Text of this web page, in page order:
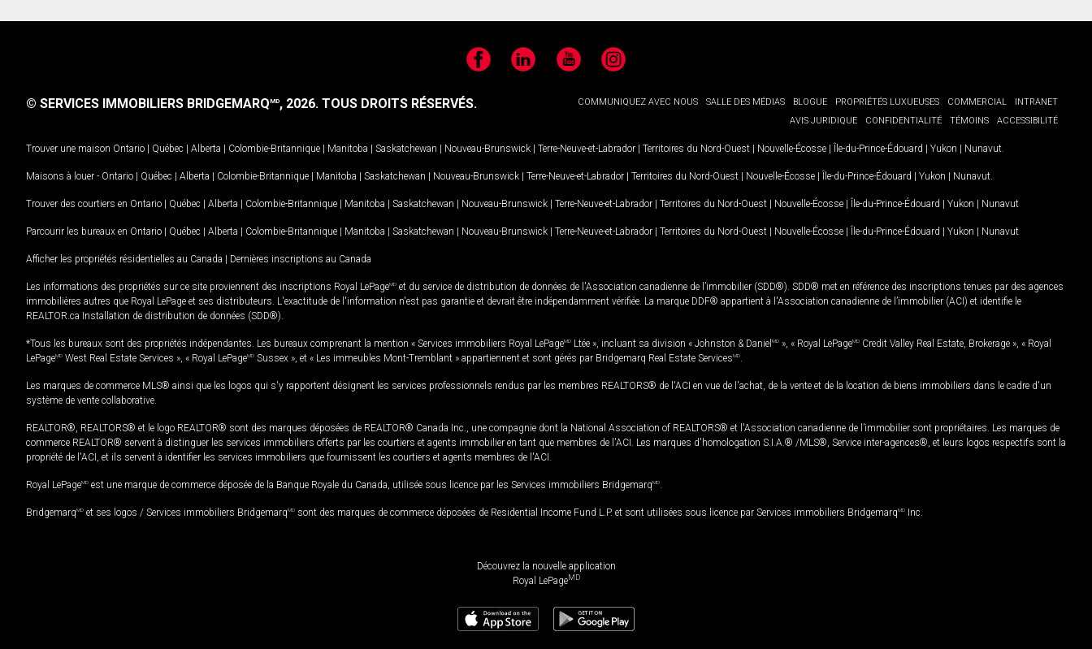
FacebookLinkedIn YouTubeInstagram
COMMUNIQUEZ AVEC NOUS SALLE DES MÉDIAS BLOGUE PROPRIÉTÉS LUXUEUSES COMMERCIAL
INTRANET
AVIS JURIDIQUE
CONFIDENTIALITÉ TÉMOINS ACCESSIBILITÉ
© SERVICES IMMOBILIERS BRIDGEMARQMD, 2026. TOUS DROITS RÉSERVÉS.
Trouver une maison Ontario | Québec | Alberta | Colombie-Britannique | Manitoba | Saskatchewan | Nouveau-Brunswick | Terre-Neuve-et-Labrador | Territoires du Nord-Ouest | Nouvelle-Écosse | Île-du-Prince-Édouard | Yukon | Nunavut
Maisons à louer - Ontario | Québec | Alberta | Colombie-Britannique | Manitoba | Saskatchewan | Nouveau-Brunswick | Terre-Neuve-et-Labrador | Territoires du Nord-Ouest | Nouvelle-Écosse | Île-du-Prince-Édouard | Yukon | Nunavut
Trouver des courtiers en Ontario | Québec | Alberta | Colombie-Britannique | Manitoba | Saskatchewan | Nouveau-Brunswick | Terre-Neuve-et-Labrador | Territoires du Nord-Ouest | Nouvelle-Écosse | Île-du-Prince-Édouard | Yukon | Nunavut
Parcourir les bureaux en Ontario | Québec | Alberta | Colombie-Britannique | Manitoba | Saskatchewan | Nouveau-Brunswick | Terre-Neuve-et-Labrador | Territoires du Nord-Ouest | Nouvelle-Écosse | Île-du-Prince-Édouard | Yukon | Nunavut
Afficher les propriétés résidentielles au Canada | Dernières inscriptions au Canada
Les informations des propriétés sur ce site proviennent des inscriptions Royal LePageMD et du service de distribution de données de l'Association canadienne de l’immobilier (SDD®). SDD® met en référence des inscriptions tenues par des agences
immobilières autres que Royal LePage et ses distributeurs. L'exactitude de l'information n'est pas garantie et devrait être indépendamment vérifiée. La marque DDF® appartient à l'Association canadienne de l’immobilier (ACI) et identifie le
REALTOR.ca Installation de distribution de données (SDD®).
*Tous les bureaux sont des propriétés indépendantes. Les bureaux comprenant la mention « Services immobiliers Royal LePageMD Ltée », incluant sa division « Johnston & Daniel MD », « Royal LePageMD Credit Valley Real Estate, Brokerage », « Royal
LePageMD West Real Estate Services », « Royal LePageMD Sussex », et « Les immeubles Mont-Tremblant » appartiennent et sont gérés par Bridgemarq Real Estate ServicesMD
Les marques de commerce MLS® ainsi que les logos qui s'y rapportent désignent les services professionnels rendus par les membres REALTORS® de l'ACI en vue de l'achat, de la vente et de la location de biens immobiliers dans le cadre d'un
système de vente collaborative.
REALTOR®, REALTORS® et le logo REALTOR® sont des marques déposées de REALTOR® Canada Inc., une compagnie dont la National Association of REALTORS® et l'Association canadienne de l’immobilier sont propriétaires. Les marques de
commerce REALTOR® servent à distinguer les services immobiliers offerts par les courtiers et agents immobilier en tant que membres de l'ACI. Les marques d'homologation S.I.A.® /MLS®, Service inter-agences®, et leurs logos respectifs sont la
propriété de l'ACI, et ils servent à identifier les services immobiliers que fournissent les courtiers et agents membres de l'ACI.
Royal LePageMD est une marque de commerce déposée de la Banque Royale du Canada, utilisée sous licence par les Services immobiliers BridgemarqMD
BridgemarqMD et ses logos / Services immobiliers BridgemarqMD sont des marques de commerce déposées de Residential Income Fund L.P. et sont utilisées sous licence par Services immobiliers BridgemarqMD Inc.
Découvrez la nouvelle application
Royal LePageMD